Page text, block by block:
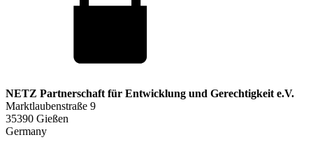
NETZ Partnerschaft für Entwicklung und Gerechtigkeit e.V.
Marktlaubenstraße 9
35390 Gießen
Germany